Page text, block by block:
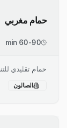
حمام مغربي
60-90 min
حمام تقليدي
الصالون